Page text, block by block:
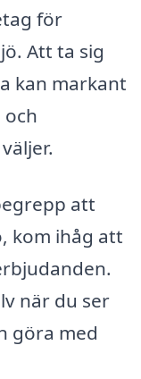
för
Att ta sig
kan markant
att
kom ihåg att
när du ser
göra med